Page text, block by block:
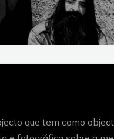
que tem como